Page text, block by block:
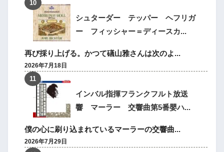
シュターダー テッパー ヘフリガ
ー フィッシャー＝ディースカ...
再び採り上げる。かつて礒山雅さんは次のよ...
2026年7月18日
インバル指揮フランクフルト放送
響 マーラー 交響曲第5番嬰ハ...
僕の心に刷り込まれているマーラーの交響曲...
2026年7月29日